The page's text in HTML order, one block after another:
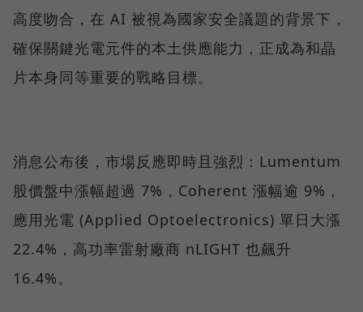
高度吻合，在 AI 被視為國家安全議題的背景下，
確保關鍵光電元件的本土供應能力，正成為和晶
片本身同等重要的戰略目標。
消息公布後，市場反應即時且強烈：Lumentum
股價盤中漲幅超過 7%，Coherent 漲幅逾 9%，
應用光電 (Applied Optoelectronics) 單日大漲
22.4%，高功率雷射廠商 nLIGHT 也飆升
16.4%。